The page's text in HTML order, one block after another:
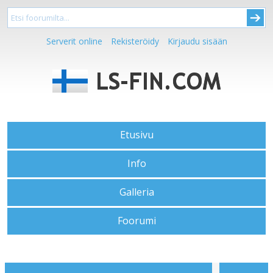
Serverit online Rekisteröidy Kirjaudu sisään
Etusivu
Info
Galleria
Foorumi